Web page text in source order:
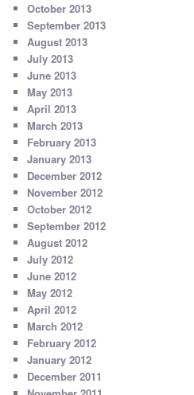
October 2013
September 2013
August 2013
July 2013
June 2013
May 2013
April 2013
March 2013
February 2013
January 2013
December 2012
November 2012
October 2012
September 2012
August 2012
July 2012
June 2012
May 2012
April 2012
March 2012
February 2012
January 2012
December 2011